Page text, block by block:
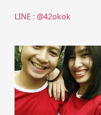
LINE : @42okok